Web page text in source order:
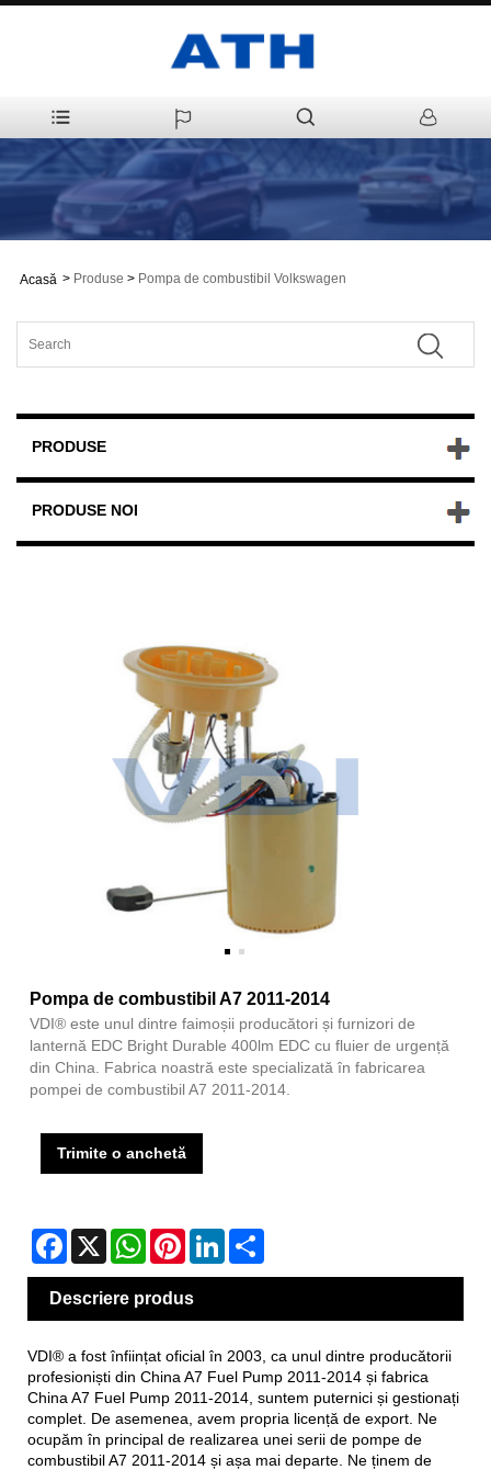
Acasă > Produse > Pompa de combustibil Volkswagen
PRODUSE
PRODUSE NOI
Pompa de combustibil A7 2011-2014
VDI® este unul dintre faimoșii producători și furnizori de
lanternă EDC Bright Durable 400lm EDC cu fluier de urgență
din China. Fabrica noastră este specializată în fabricarea
pompei de combustibil A7 2011-2014.
Trimite o anchetă
Facebook
X WhatsAppPinterestLinkedIn
Descriere produs
VDI® a fost înființat oficial în 2003, ca unul dintre producătorii
profesioniști din China A7 Fuel Pump 2011-2014 și fabrica
China A7 Fuel Pump 2011-2014, suntem puternici și gestionați
complet. De asemenea, avem propria licență de export. Ne
ocupăm în principal de realizarea unei serii de pompe de
combustibil A7 2011-2014 și așa mai departe. Ne ținem de